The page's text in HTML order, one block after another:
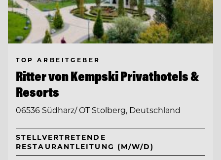
TOP ARBEITGEBER
Ritter von Kempski Privathotels &
Resorts
06536 Südharz/ OT Stolberg, Deutschland
STELLVERTRETENDE
RESTAURANTLEITUNG (M/W/D)